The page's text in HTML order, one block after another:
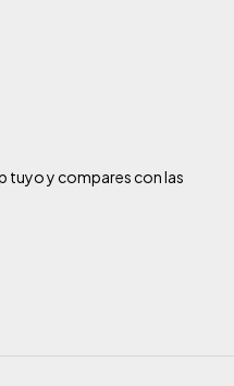
tuyo y compares con las